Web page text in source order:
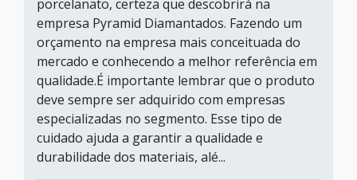
porcelanato, certeza que descobrirá na
empresa Pyramid Diamantados. Fazendo um
orçamento na empresa mais conceituada do
mercado e conhecendo a melhor referência em
qualidade.É importante lembrar que o produto
deve sempre ser adquirido com empresas
especializadas no segmento. Esse tipo de
cuidado ajuda a garantir a qualidade e
durabilidade dos materiais, alé...